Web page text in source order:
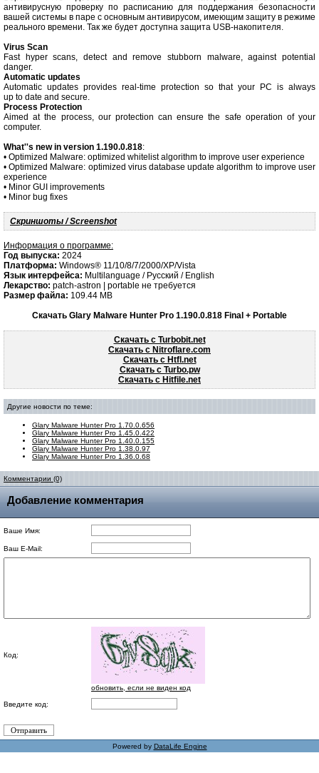
антивирусную проверку по расписанию для поддержания безопасности
вашей системы в паре с основным антивирусом, имеющим защиту в режиме
реального времени. Так же будет доступна защита USB-накопителя.
Virus Scan
Fast hyper scans, detect and remove stubborn malware, against potential
danger.
Automatic updates
Automatic updates provides real-time protection so that your PC is always
up to date and secure.
Process Protection
Aimed at the process, our protection can ensure the safe operation of your
computer.
What''s new in version 1.190.0.818:
• Optimized Malware: optimized whitelist algorithm to improve user experience
• Optimized Malware: optimized virus database update algorithm to improve user
experience
• Minor GUI improvements
• Minor bug fixes
Скриншоты / Screenshot
Информация о программе:
Год выпуска: 2024
Платформа: Windows® 11/10/8/7/2000/XP/Vista
Язык интерфейса: Multilanguage / Русский / English
Лекарство: patch-astron | portable не требуется
Размер файла: 109.44 MB
Скачать Glary Malware Hunter Pro 1.190.0.818 Final + Portable
Скачать с Turbobit.net
Скачать с Nitroflare.com
Скачать с Htfl.net
Скачать с Turbo.pw
Скачать с Hitfile.net
Другие новости по теме:
Glary Malware Hunter Pro 1.70.0.656
Glary Malware Hunter Pro 1.45.0.422
Glary Malware Hunter Pro 1.40.0.155
Glary Malware Hunter Pro 1.38.0.97
Glary Malware Hunter Pro 1.36.0.68
Комментарии (0)
Добавление комментария
Ваше Имя:
Ваш E-Mail:
Код:
обновить, если не виден код
Введите код:
Powered by DataLife Engine